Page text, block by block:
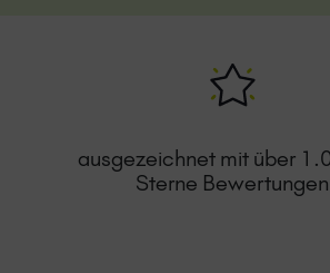
ausgezeichnet mit über
Sterne Bewertungen